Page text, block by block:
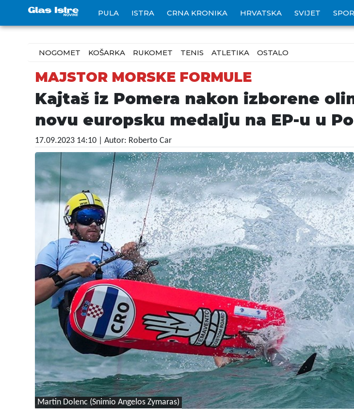
PULA ISTRA CRNA KRONIKA HRVATSKA SVIJET
NOGOMET KOŠARKA RUKOMET TENIS ATLETIKA OSTALO
MAJSTOR MORSKE FORMULE
Kajtaš iz Pomera nakon izborene
novu europsku medalju na EP-u u
17.09.2023 14:10 | Autor: Roberto Car
Martin Dolenc (Snimio Angelos Zymaras)